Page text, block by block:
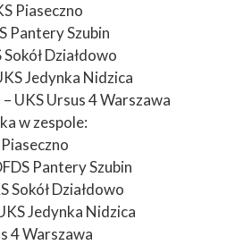
Piaseczno
Pantery Szubin
Działdowo
Jedynka Nidzica
UKS Ursus 4 Warszawa
w zespole:
Pantery Szubin
Sokół Działdowo
Jedynka Nidzica
4 Warszawa